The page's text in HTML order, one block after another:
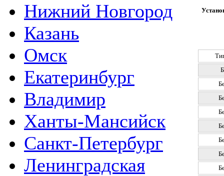
Нижний Новгород
Казань
Омск
Екатеринбург
Владимир
Ханты-Мансийск
Санкт-Петербург
Ленинградская